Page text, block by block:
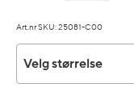
Art.nr SKU: 25081-C00
Velg størrelse